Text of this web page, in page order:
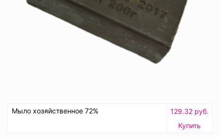
Мыло хозяйственное 72%
129.32 руб.
Купить